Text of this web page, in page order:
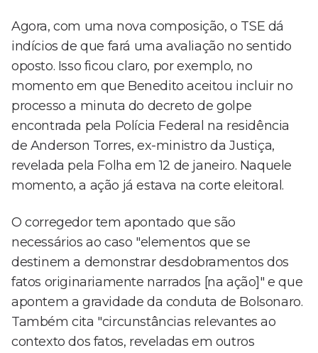
Agora, com uma nova composição, o TSE dá
indícios de que fará uma avaliação no sentido
oposto. Isso ficou claro, por exemplo, no
momento em que Benedito aceitou incluir no
processo a minuta do decreto de golpe
encontrada pela Polícia Federal na residência
de Anderson Torres, ex-ministro da Justiça,
revelada pela Folha em 12 de janeiro. Naquele
momento, a ação já estava na corte eleitoral.
O corregedor tem apontado que são
necessários ao caso "elementos que se
destinem a demonstrar desdobramentos dos
fatos originariamente narrados [na ação]" e que
apontem a gravidade da conduta de Bolsonaro.
Também cita "circunstâncias relevantes ao
contexto dos fatos, reveladas em outros